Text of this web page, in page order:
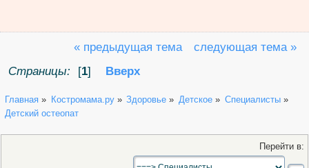
« предыдущая тема
следующая тема »
Страницы:
[1] Вверх
Главная » Костромама.ру» Здоровье » Детское» Специалисты»
Детский остеопат
Перейти в: